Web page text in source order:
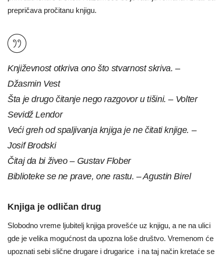
prepričava pročitanu knjigu.
Književnost otkriva ono što stvarnost skriva. –
Džasmin Vest
Šta je drugo čitanje nego razgovor u tišini. – Volter
Sevidž Lendor
Veći greh od spaljivanja knjiga je ne čitati knjige. –
Josif Brodski
Čitaj da bi živeo – Gustav Flober
Biblioteke se ne prave, one rastu. – Agustin Birel
Knjiga je odličan drug
Slobodno vreme ljubitelj knjiga provešće uz knjigu, a ne na ulici
gde je velika mogućnost da upozna loše društvo. Vremenom će
upoznati sebi slične drugare i drugarice i na taj način kretaće se